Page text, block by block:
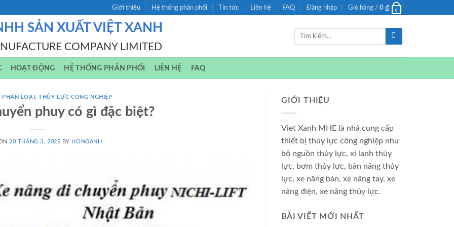
Giới thiệu Hệ thống phân phối Tin tức Liên hệ FAQ Đăng nhập Giỏ hàng / 0 ₫ 0
SẢN XUẤT VIỆT XANH
COMPANY LIMITED
Tìm
HOẠT ĐỘNG HỆ THỐNG PHÂN PHỐI LIÊN HỆ FAQ
LOẠI ,THỦY LỰC CÔNG NGHIỆP
phuy có gì đặc biệt?
20 THÁNG 3, 2025 BY HONGANH
GIỚI THIỆU
Viet Xanh MHE là nhà cung cấp
thiết bị thủy lực công nghiệp như
bộ nguồn thủy lực, xi lanh thủy
lực, bơm thủy lực, bàn nâng thủy
lực, xe nâng bàn, xe nâng tay, xe
nâng điện, xe nâng thủy lực.
BÀI VIẾT MỚI NHẤT